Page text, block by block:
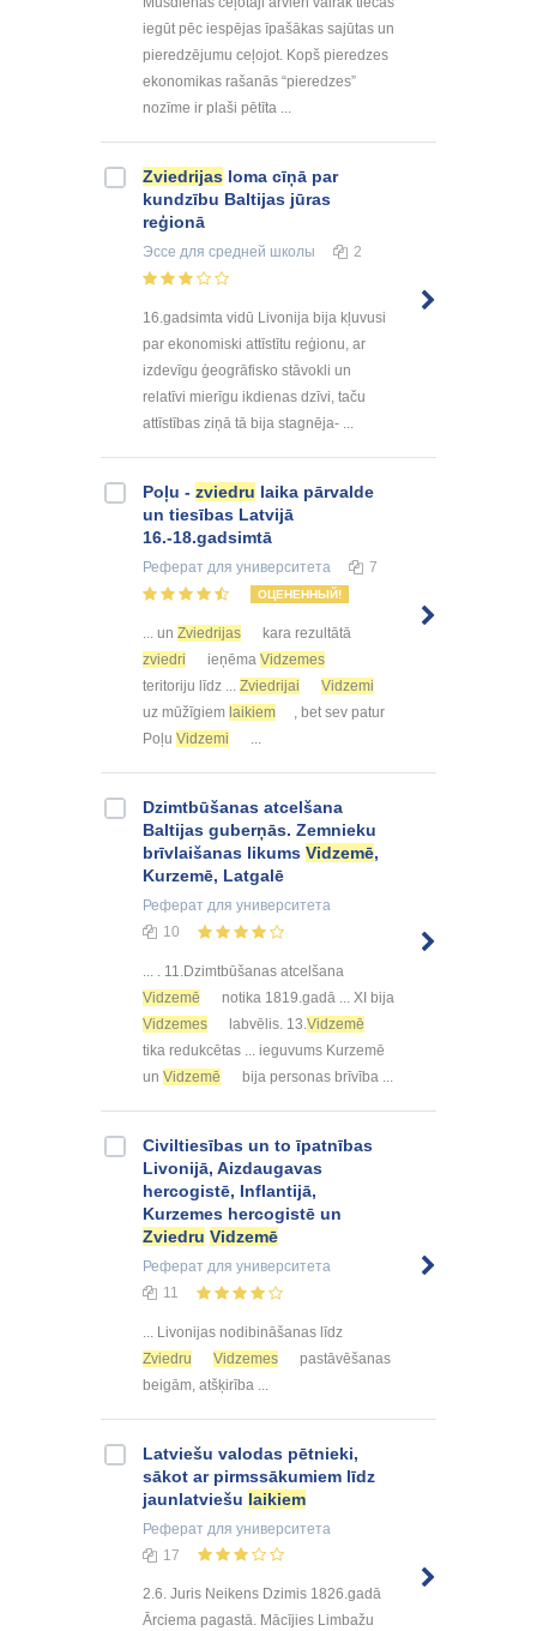
iegūt pēc iespējas īpašākas sajūtas un
pieredzējumu ceļojot. Kopš pieredzes
ekonomikas rašanās “pieredzes”
nozīme ir plaši pētīta ...
Zviedrijas loma cīņā par
kundzību Baltijas jūras
reģionā
Эссе для средней школы 2
16.gadsimta vidū Livonija bija kļuvusi
par ekonomiski attīstītu reģionu, ar
izdevīgu ģeogrāfisko stāvokli un
relatīvi mierīgu ikdienas dzīvi, taču
attīstības ziņā tā bija stagnēja- ...
Poļu - zviedru laika pārvalde
un tiesības Latvijā
16.-18.gadsimtā
Реферат для университета 7
ОЦЕНЕННЫЙ!
... un Zviedrijas
kara rezultātā
zviedri
ieņēma Vidzemes
teritoriju līdz ... Zviedrijai
Vidzemi
uz mūžīgiem laikiem
, bet sev patur
Poļu Vidzemi ...
Dzimtbūšanas atcelšana
Baltijas guberņās. Zemnieku
brīvlaišanas likums Vidzemē,
Kurzemē, Latgalē
Реферат для университета
10
... . 11.Dzimtbūšanas atcelšana
Vidzemē
notika 1819.gadā ... XI bija
Vidzemes
labvēlis. 13. Vidzemē
tika redukcētas ... ieguvums Kurzemē
un Vidzemē bija personas brīvība ...
Civiltiesības un to īpatnības
Livonijā, Aizdaugavas
hercogistē, Inflantijā,
Kurzemes hercogistē un
Zviedru Vidzemē
Реферат для университета
11
... Livonijas nodibināšanas līdz
Zviedru
Vidzemes
pastāvēšanas
beigām, atšķirība ...
Latviešu valodas pētnieki,
sākot ar pirmssākumiem līdz
jaunlatviešu laikiem
Реферат для университета
17
2.6. Juris Neikens Dzimis 1826.gadā
Ārciema pagastā. Mācījies Limbažu